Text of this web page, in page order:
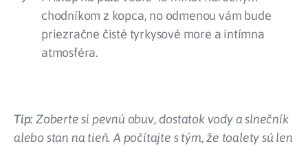
chodníkom z kopca, no odmenou vám bude
priezračne čisté tyrkysové more a intímna
atmosféra.
Tip:Zoberte si pevnú obuv, dostatok vody a slnečník
alebo stan na tieň. A počítajte s tým, že toalety sú len